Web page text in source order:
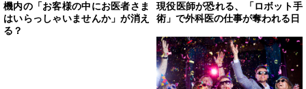
機内の「お客様の中にお医者さま
はいらっしゃいませんか」が消え
る？
現役医師が恐れる、「ロボット手
術」で外科医の仕事が奪われる日